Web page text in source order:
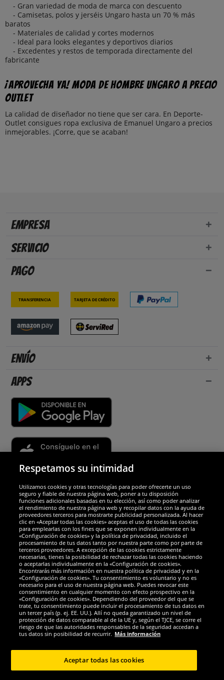
- Gran variedad de moda de marca con descuento
- Camisetas, polos y jerséis Ungaro hasta un 70 % más
baratos
- Materiales de calidad y cortes modernos
- Ideal para looks elegantes y deportivos diarios
- Excedentes y restos de temporada directamente del
fabricante
¡Aprovecha ya! Moda de hombre Ungaro a precio
outlet
La calidad de diseñador no tiene que ser cara. En Deporte-
Outlet consigues ropa exclusiva de Emanuel Ungaro a precios
inmejorables. ¡Corre, que se acaban!
Empresa
Servicio
Pago
Transferencia Tarjeta de crédito
Envío
Apps
Socios y seguridad
Galardones
Redes sociales
Respetamos su intimidad
Utilizamos cookies y otras tecnologías para poder ofrecerte un uso
seguro y fiable de nuestra página web, poner a tu disposición
funciones adicionales basadas en tu elección, así como poder analizar
el rendimiento de nuestra página web y recopilar datos con la ayuda de
proveedores terceros para mostrarte publicidad personalizada. Al hacer
clic en «Aceptar todas las cookies» aceptas el uso de todas las cookies
para emplearlas con los fines que se exponen individualmente en la
«Configuración de cookies» y la política de privacidad, incluido el
procesamiento de tus datos tanto por nuestra parte como por parte de
terceros proveedores. A excepción de las cookies estrictamente
necesarias, tienes la posibilidad de rechazar todas las cookies haciendo
o aceptarlas individualmente en la «Configuración de cookies».
Encontrarás más información en nuestra política de privacidad y en la
«Configuración de cookies». Tu consentimiento es voluntario y no es
necesario para el uso de nuestra página web. Puedes revocar este
consentimiento en cualquier momento con efecto prospectivo en la
«Configuración de cookies». Dependiendo del proveedor del que se
trate, tu consentimiento puede incluir el procesamiento de tus datos en
un tercer país (p. ej. EE. UU.). Allí no queda garantizado un nivel de
protección de datos comparable al de la UE y, según el TJCE, se corre el
riesgo de que las autoridades responsables de la seguridad accedan a
tus datos sin posibilidad de recurrir. Más información
Aceptar todas las cookies